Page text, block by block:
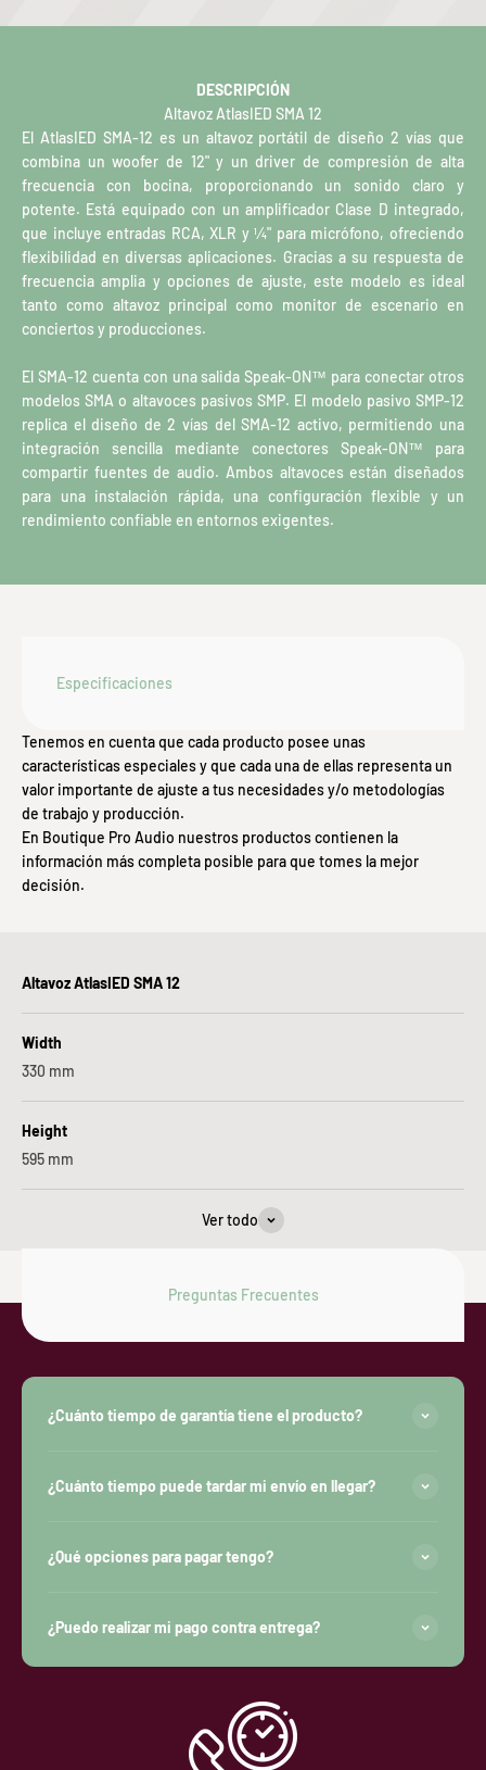
DESCRIPCIÓN
Altavoz AtlasIED SMA 12
El AtlasIED SMA-12 es un altavoz portátil de diseño 2 vías que
combina un woofer de 12" y un driver de compresión de alta
frecuencia con bocina, proporcionando un sonido claro y
potente. Está equipado con un amplificador Clase D integrado,
que incluye entradas RCA, XLR y 1⁄4" para micrófono, ofreciendo
flexibilidad en diversas aplicaciones. Gracias a su respuesta de
frecuencia amplia y opciones de ajuste, este modelo es ideal
tanto como altavoz principal como monitor de escenario en
conciertos y producciones.
El SMA-12 cuenta con una salida Speak-ON™ para conectar otros
modelos SMA o altavoces pasivos SMP. El modelo pasivo SMP-12
replica el diseño de 2 vías del SMA-12 activo, permitiendo una
integración sencilla mediante conectores Speak-ON™ para
compartir fuentes de audio. Ambos altavoces están diseñados
para una instalación rápida, una configuración flexible y un
rendimiento confiable en entornos exigentes.
Especificaciones
Tenemos en cuenta que cada producto posee unas
características especiales y que cada una de ellas representa un
valor importante de ajuste a tus necesidades y/o metodologías
de trabajo y producción.
En Boutique Pro Audio nuestros productos contienen la
información más completa posible para que tomes la mejor
decisión.
Altavoz AtlasIED SMA 12
Width
330 mm
Height
595 mm
Ver todo
Preguntas Frecuentes
¿Cuánto tiempo de garantía tiene el producto?
¿Cuánto tiempo puede tardar mi envío en llegar?
¿Qué opciones para pagar tengo?
¿Puedo realizar mi pago contra entrega?